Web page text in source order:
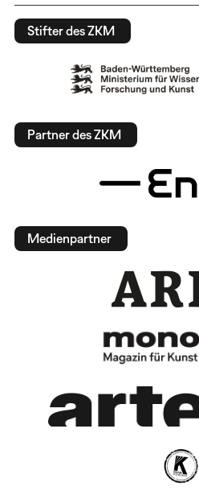
Stifter des ZKM
Partner des ZKM
Medienpartner